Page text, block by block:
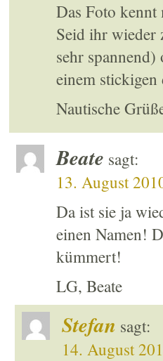
Das Foto
Seid ihr wieder
sehr
einem
Nautische
Beate sagt:
13. August
Da ist sie ja
einen Namen!
kümmert!
LG, Beate
Stefan sagt:
14. August